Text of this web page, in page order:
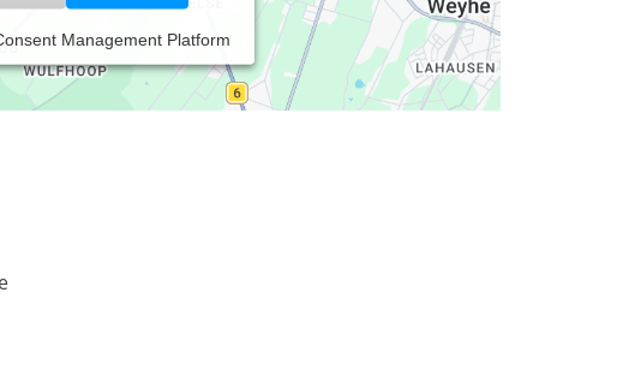
Management Platform
Beschwerden, Trauerbegleitung und -therapie,